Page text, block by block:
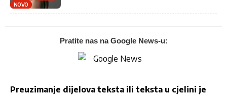
NOVO
Pratite nas na Google News-u:
Preuzimanje dijelova teksta ili teksta u cjelini je